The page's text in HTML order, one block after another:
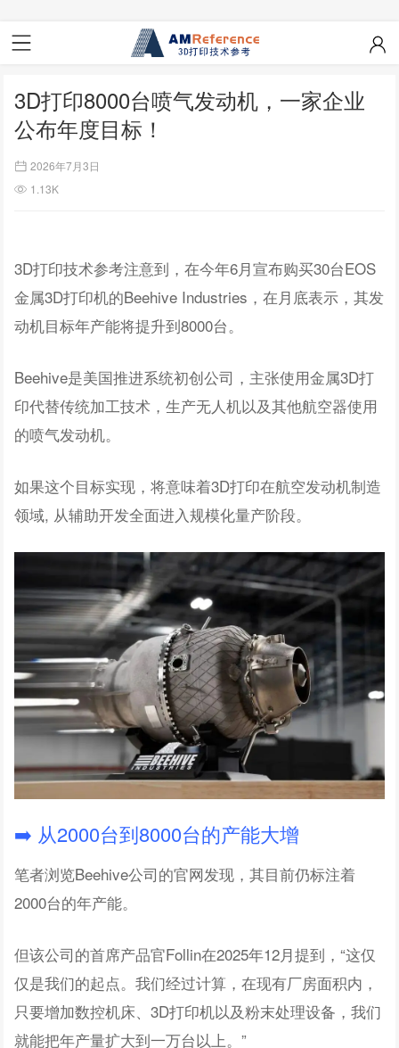
3D打印8000台喷气发动机，一家企业
公布年度目标！
2026年7月3日
1.13K
3D打印技术参考注意到，在今年6月宣布购买30台EOS
金属3D打印机的Beehive Industries，在月底表示，其发
动机目标年产能将提升到8000台。
Beehive是美国推进系统初创公司，主张使用金属3D打
印代替传统加工技术，生产无人机以及其他航空器使用
的喷气发动机。
如果这个目标实现，将意味着3D打印在航空发动机制造
领域, 从辅助开发全面进入规模化量产阶段。
➡️ 从2000台到8000台的产能大增
笔者浏览Beehive公司的官网发现，其目前仍标注着
2000台的年产能。
但该公司的首席产品官Follin在2025年12月提到，“这仅
仅是我们的起点。我们经过计算，在现有厂房面积内，
只要增加数控机床、3D打印机以及粉末处理设备，我们
就能把年产量扩大到一万台以上。”